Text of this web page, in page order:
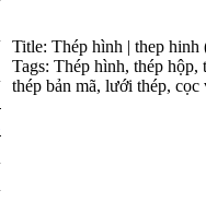
Title: Thép hình | thep
Tags: Thép hình, thép hộp,
thép bản mã, lưới thép, cọc